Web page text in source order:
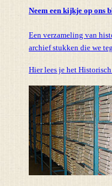
Neem een kijkje op ons
Een verzameling van
archief stukken die we
Hier lees je het Historisch